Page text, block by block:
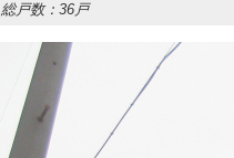
総戸数：36戸